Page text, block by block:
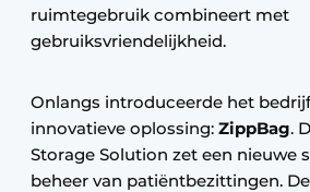
ruimtegebruik combineert met
gebruiksvriendelijkheid.
Onlangs introduceerde het
innovatieve oplossing: ZippBag.
Storage Solution zet een nieuwe
beheer van patiëntbezittingen.